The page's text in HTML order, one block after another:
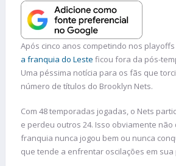
Após cinco anos competindo nos
a franquia do Leste ficou fora da pós-
Uma péssima notícia para os fãs que
número de títulos do Brooklyn Nets.
Com 48 temporadas jogadas, o Nets
e perdeu outros 24. Isso obviamente
franquia nunca jogou bem ou nunca
que tende a enfrentar oscilações em